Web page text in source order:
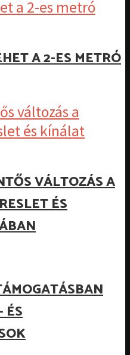
A 2-ES METRÓ
VÁLTOZÁS A
ÉS
ÉS